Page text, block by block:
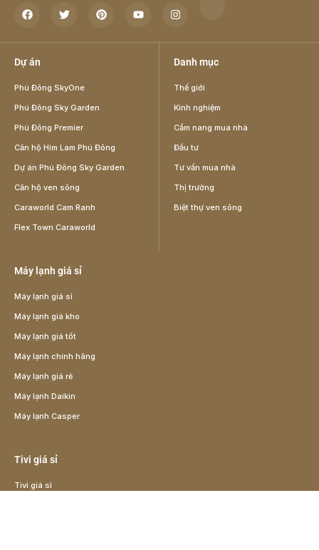
Dự án
Phú Đông SkyOne
Phú Đông Sky Garden
Phú Đông Premier
Căn hộ Him Lam Phú Đông
Dự án Phú Đông Sky Garden
Căn hộ ven sông
Caraworld Cam Ranh
Flex Town Caraworld
Danh mục
Thế giới
Kinh nghiệm
Cẩm nang mua nhà
Đầu tư
Tư vấn mua nhà
Thị trường
Biệt thự ven sông
Máy lạnh giá sỉ
Máy lạnh giá sỉ
Máy lạnh giá kho
Máy lạnh giá tốt
Máy lạnh chính hãng
Máy lạnh giá rẻ
Máy lạnh Daikin
Máy lạnh Casper
Tivi giá sỉ
Tivi giá sỉ